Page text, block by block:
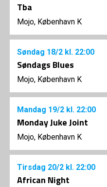
Tba
Mojo, København K
Søndag 18/2 kl. 22:00
Søndags Blues
Mojo, København K
Mandag 19/2 kl. 22:00
Monday Juke Joint
Mojo, København K
Tirsdag 20/2 kl. 22:00
African Night